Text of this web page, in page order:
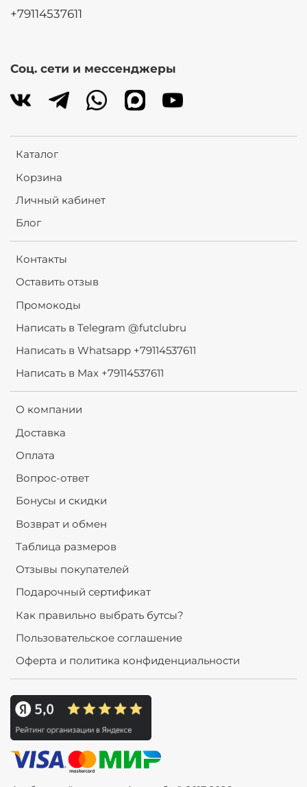
Каталог
Корзина
Личный кабинет
Блог
Контакты
Оставить отзыв
Промокоды
Написать в Telegram @futclubru
Написать в Whatsapp +79114537611
Написать в Max +79114537611
О компании
Доставка
Оплата
Вопрос-ответ
Бонусы и скидки
Возврат и обмен
Таблица размеров
Отзывы покупателей
Подарочный сертификат
Как правильно выбрать бутсы?
Пользовательское соглашение
Оферта и политика конфиденциальности
+79114537611
Соц. сети и мессенджеры